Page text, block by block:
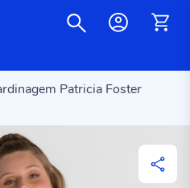
Patricia Foster